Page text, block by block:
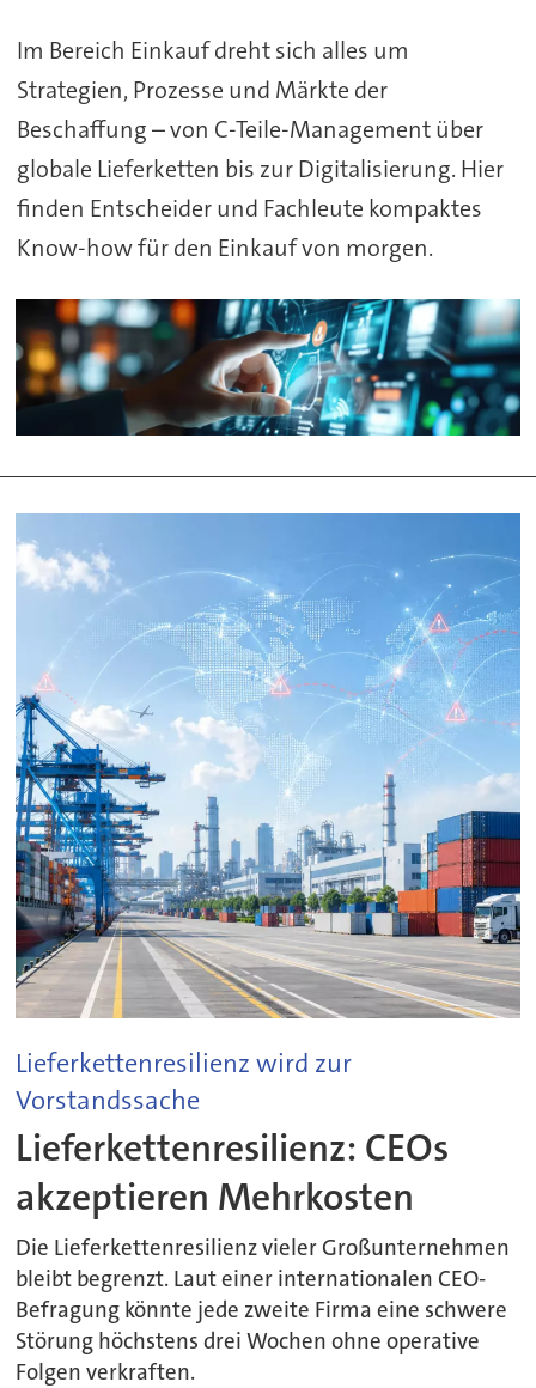
Im Bereich Einkauf dreht sich alles um
Strategien, Prozesse und Märkte der
Beschaffung – von C-Teile-Management über
globale Lieferketten bis zur Digitalisierung. Hier
finden Entscheider und Fachleute kompaktes
Know-how für den Einkauf von morgen.
Lieferkettenresilienz wird zur
Vorstandssache
Lieferkettenresilienz: CEOs
akzeptieren Mehrkosten
Die Lieferkettenresilienz vieler Großunternehmen
bleibt begrenzt. Laut einer internationalen CEO-
Befragung könnte jede zweite Firma eine schwere
Störung höchstens drei Wochen ohne operative
Folgen verkraften.